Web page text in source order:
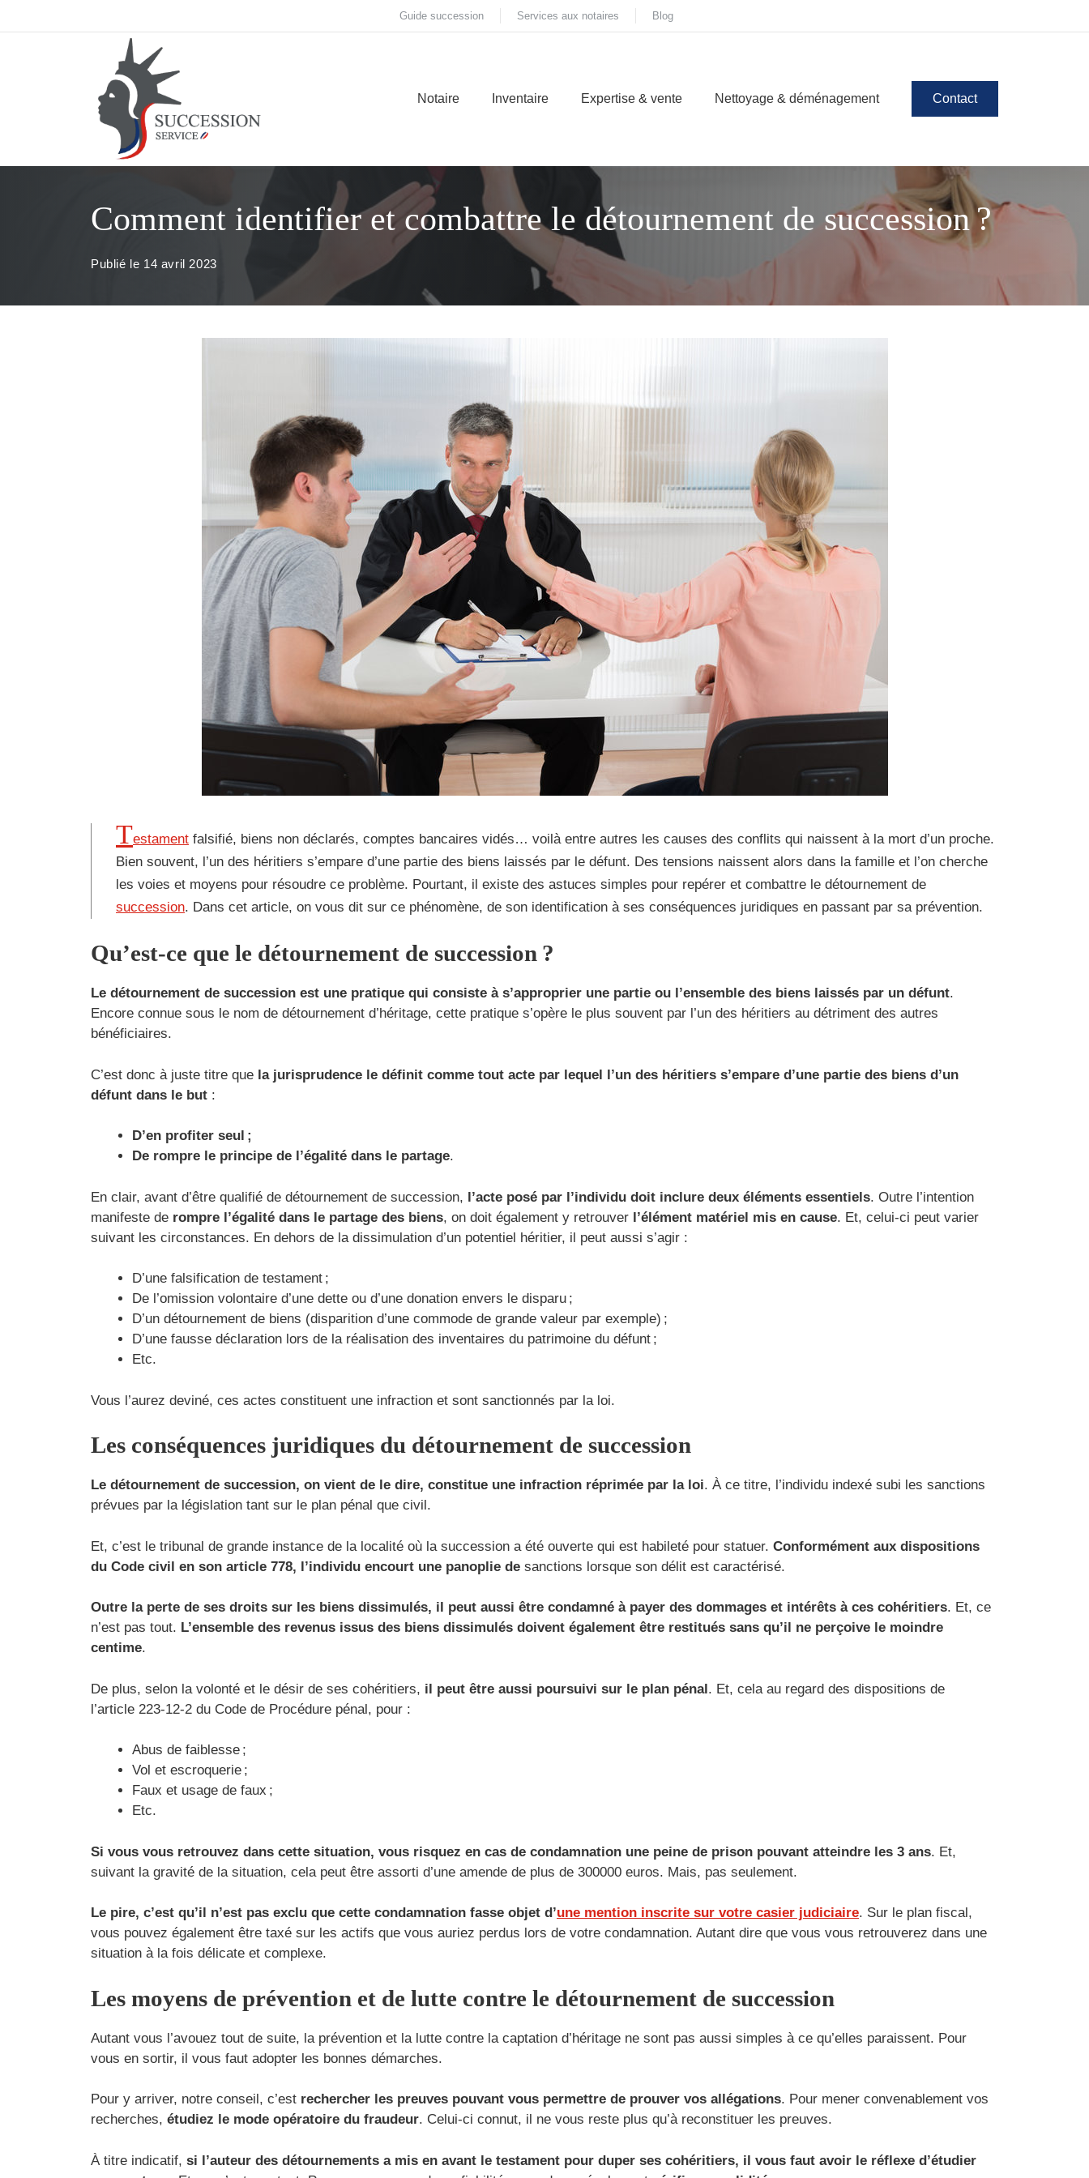
au
Guide succession Services aux notaires Blog
Notaire Inventaire Expertise & vente Nettoyage & déménagement Contact
Comment identifier et combattre le détournement de succession ?
Publié le 14 avril 2023
Testament falsifié, biens non déclarés, comptes bancaires vidés… voilà entre autres les causes des conflits qui naissent à la mort d’un proche.
Bien souvent, l’un des héritiers s’empare d’une partie des biens laissés par le défunt. Des tensions naissent alors dans la famille et l’on cherche
les voies et moyens pour résoudre ce problème. Pourtant, il existe des astuces simples pour repérer et combattre le détournement de
succession. Dans cet article, on vous dit sur ce phénomène, de son identification à ses conséquences juridiques en passant par sa prévention.
Qu’est-ce que le détournement de succession ?
Le détournement de succession est une pratique qui consiste à s’approprier une partie ou l’ensemble des biens laissés par un défunt.
Encore connue sous le nom de détournement d’héritage, cette pratique s’opère le plus souvent par l’un des héritiers au détriment des autres
bénéficiaires.
C’est donc à juste titre que la jurisprudence le définit comme tout acte par lequel l’un des héritiers s’empare d’une partie des biens d’un
défunt dans le but :
D’en profiter seul ;
De rompre le principe de l’égalité dans le partage.
En clair, avant d’être qualifié de détournement de succession, l’acte posé par l’individu doit inclure deux éléments essentiels. Outre l’intention
manifeste de rompre l’égalité dans le partage des biens, on doit également y retrouver l’élément matériel mis en cause. Et, celui-ci peut varier
suivant les circonstances. En dehors de la dissimulation d’un potentiel héritier, il peut aussi s’agir :
D’une falsification de testament ;
De l’omission volontaire d’une dette ou d’une donation envers le disparu ;
D’un détournement de biens (disparition d’une commode de grande valeur par exemple) ;
D’une fausse déclaration lors de la réalisation des inventaires du patrimoine du défunt ;
Etc.
Vous l’aurez deviné, ces actes constituent une infraction et sont sanctionnés par la loi.
Les conséquences juridiques du détournement de succession
Le détournement de succession, on vient de le dire, constitue une infraction réprimée par la loi. À ce titre, l’individu indexé subi les sanctions
prévues par la législation tant sur le plan pénal que civil.
Et, c’est le tribunal de grande instance de la localité où la succession a été ouverte qui est habileté pour statuer. Conformément aux dispositions
du Code civil en son article 778, l’individu encourt une panoplie de sanctions lorsque son délit est caractérisé.
Outre la perte de ses droits sur les biens dissimulés, il peut aussi être condamné à payer des dommages et intérêts à ces cohéritiers. Et, ce
n’est pas tout. L’ensemble des revenus issus des biens dissimulés doivent également être restitués sans qu’il ne perçoive le moindre
centime.
De plus, selon la volonté et le désir de ses cohéritiers, il peut être aussi poursuivi sur le plan pénal. Et, cela au regard des dispositions de
l’article 223-12-2 du Code de Procédure pénal, pour :
Abus de faiblesse ;
Vol et escroquerie ;
Faux et usage de faux ;
Etc.
Si vous vous retrouvez dans cette situation, vous risquez en cas de condamnation une peine de prison pouvant atteindre les 3 ans. Et,
suivant la gravité de la situation, cela peut être assorti d’une amende de plus de 300000 euros. Mais, pas seulement.
Le pire, c’est qu’il n’est pas exclu que cette condamnation fasse objet d’une mention inscrite sur votre casier judiciaire. Sur le plan fiscal,
vous pouvez également être taxé sur les actifs que vous auriez perdus lors de votre condamnation. Autant dire que vous vous retrouverez dans une
situation à la fois délicate et complexe.
Les moyens de prévention et de lutte contre le détournement de succession
Autant vous l’avouez tout de suite, la prévention et la lutte contre la captation d’héritage ne sont pas aussi simples à ce qu’elles paraissent. Pour
vous en sortir, il vous faut adopter les bonnes démarches.
Pour y arriver, notre conseil, c’est rechercher les preuves pouvant vous permettre de prouver vos allégations. Pour mener convenablement vos
recherches, étudiez le mode opératoire du fraudeur. Celui-ci connut, il ne vous reste plus qu’à reconstituer les preuves.
À titre indicatif, si l’auteur des détournements a mis en avant le testament pour duper ses cohéritiers, il vous faut avoir le réflexe d’étudier